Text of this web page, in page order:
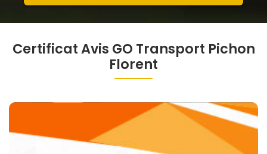
Certificat Avis GO Transport Pichon
Florent